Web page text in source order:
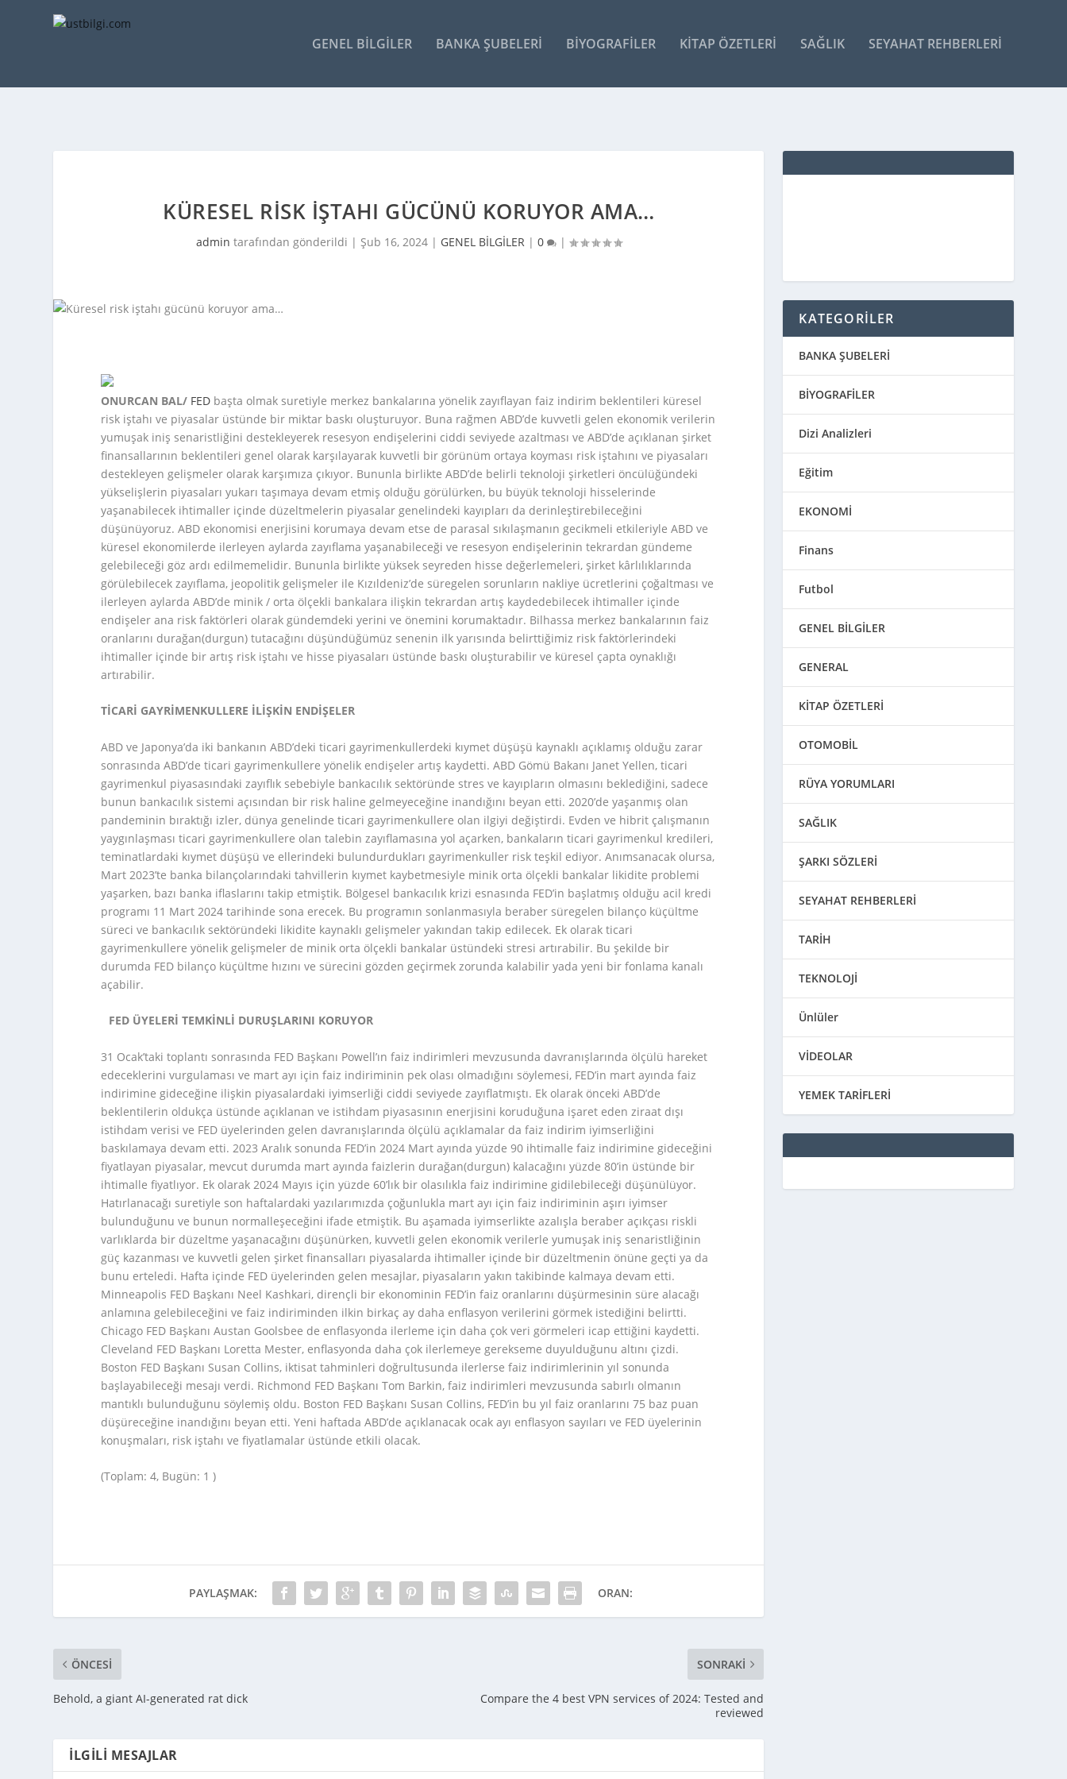
GENEL BILGILER BANKA ŞUBELERI BIYOGRAFILER KITAP ÖZETLERI SAĞLIK SEYAHAT REHBERLERI
KÜRESEL RISK IŞTAHI GÜCÜNÜ KORUYOR AMA…
admin tarafından gönderildi | Şub 16, 2024| GENEL BİLGİLER| 0 |
ONURCAN BAL/ FED başta olmak suretiyle merkez bankalarına yönelik zayıflayan faiz indirim beklentileri küresel
risk iştahı ve piyasalar üstünde bir miktar baskı oluşturuyor. Buna rağmen ABD’de kuvvetli gelen ekonomik verilerin
yumuşak iniş senaristliğini destekleyerek resesyon endişelerini ciddi seviyede azaltması ve ABD’de açıklanan şirket
finansallarının beklentileri genel olarak karşılayarak kuvvetli bir görünüm ortaya koyması risk iştahını ve piyasaları
destekleyen gelişmeler olarak karşımıza çıkıyor. Bununla birlikte ABD’de belirli teknoloji şirketleri öncülüğündeki
yükselişlerin piyasaları yukarı taşımaya devam etmiş olduğu görülürken, bu büyük teknoloji hisselerinde
yaşanabilecek ihtimaller içinde düzeltmelerin piyasalar genelindeki kayıpları da derinleştirebileceğini
düşünüyoruz. ABD ekonomisi enerjisini korumaya devam etse de parasal sıkılaşmanın gecikmeli etkileriyle ABD ve
küresel ekonomilerde ilerleyen aylarda zayıflama yaşanabileceği ve resesyon endişelerinin tekrardan gündeme
gelebileceği göz ardı edilmemelidir. Bununla birlikte yüksek seyreden hisse değerlemeleri, şirket kârlılıklarında
görülebilecek zayıflama, jeopolitik gelişmeler ile Kızıldeniz’de süregelen sorunların nakliye ücretlerini çoğaltması ve
ilerleyen aylarda ABD’de minik / orta ölçekli bankalara ilişkin tekrardan artış kaydedebilecek ihtimaller içinde
endişeler ana risk faktörleri olarak gündemdeki yerini ve önemini korumaktadır. Bilhassa merkez bankalarının faiz
oranlarını durağan(durgun) tutacağını düşündüğümüz senenin ilk yarısında belirttiğimiz risk faktörlerindeki
ihtimaller içinde bir artış risk iştahı ve hisse piyasaları üstünde baskı oluşturabilir ve küresel çapta oynaklığı
artırabilir.
TİCARİ GAYRİMENKULLERE İLİŞKİN ENDİŞELER
ABD ve Japonya’da iki bankanın ABD’deki ticari gayrimenkullerdeki kıymet düşüşü kaynaklı açıklamış olduğu zarar
sonrasında ABD’de ticari gayrimenkullere yönelik endişeler artış kaydetti. ABD Gömü Bakanı Janet Yellen, ticari
gayrimenkul piyasasındaki zayıflık sebebiyle bankacılık sektöründe stres ve kayıpların olmasını beklediğini, sadece
bunun bankacılık sistemi açısından bir risk haline gelmeyeceğine inandığını beyan etti. 2020’de yaşanmış olan
pandeminin bıraktığı izler, dünya genelinde ticari gayrimenkullere olan ilgiyi değiştirdi. Evden ve hibrit çalışmanın
yaygınlaşması ticari gayrimenkullere olan talebin zayıflamasına yol açarken, bankaların ticari gayrimenkul kredileri,
teminatlardaki kıymet düşüşü ve ellerindeki bulundurdukları gayrimenkuller risk teşkil ediyor. Anımsanacak olursa,
Mart 2023’te banka bilançolarındaki tahvillerin kıymet kaybetmesiyle minik orta ölçekli bankalar likidite problemi
yaşarken, bazı banka iflaslarını takip etmiştik. Bölgesel bankacılık krizi esnasında FED’in başlatmış olduğu acil kredi
programı 11 Mart 2024 tarihinde sona erecek. Bu programın sonlanmasıyla beraber süregelen bilanço küçültme
süreci ve bankacılık sektöründeki likidite kaynaklı gelişmeler yakından takip edilecek. Ek olarak ticari
gayrimenkullere yönelik gelişmeler de minik orta ölçekli bankalar üstündeki stresi artırabilir. Bu şekilde bir
durumda FED bilanço küçültme hızını ve sürecini gözden geçirmek zorunda kalabilir yada yeni bir fonlama kanalı
açabilir.
FED ÜYELERİ TEMKİNLİ DURUŞLARINI KORUYOR
31 Ocak’taki toplantı sonrasında FED Başkanı Powell’ın faiz indirimleri mevzusunda davranışlarında ölçülü hareket
edeceklerini vurgulaması ve mart ayı için faiz indiriminin pek olası olmadığını söylemesi, FED’in mart ayında faiz
indirimine gideceğine ilişkin piyasalardaki iyimserliği ciddi seviyede zayıflatmıştı. Ek olarak önceki ABD’de
beklentilerin oldukça üstünde açıklanan ve istihdam piyasasının enerjisini koruduğuna işaret eden ziraat dışı
istihdam verisi ve FED üyelerinden gelen davranışlarında ölçülü açıklamalar da faiz indirim iyimserliğini
baskılamaya devam etti. 2023 Aralık sonunda FED’in 2024 Mart ayında yüzde 90 ihtimalle faiz indirimine gideceğini
fiyatlayan piyasalar, mevcut durumda mart ayında faizlerin durağan(durgun) kalacağını yüzde 80’in üstünde bir
ihtimalle fiyatlıyor. Ek olarak 2024 Mayıs için yüzde 60’lık bir olasılıkla faiz indirimine gidilebileceği düşünülüyor.
Hatırlanacağı suretiyle son haftalardaki yazılarımızda çoğunlukla mart ayı için faiz indiriminin aşırı iyimser
bulunduğunu ve bunun normalleşeceğini ifade etmiştik. Bu aşamada iyimserlikte azalışla beraber açıkçası riskli
varlıklarda bir düzeltme yaşanacağını düşünürken, kuvvetli gelen ekonomik verilerle yumuşak iniş senaristliğinin
güç kazanması ve kuvvetli gelen şirket finansalları piyasalarda ihtimaller içinde bir düzeltmenin önüne geçti ya da
bunu erteledi. Hafta içinde FED üyelerinden gelen mesajlar, piyasaların yakın takibinde kalmaya devam etti.
Minneapolis FED Başkanı Neel Kashkari, dirençli bir ekonominin FED’in faiz oranlarını düşürmesinin süre alacağı
anlamına gelebileceğini ve faiz indiriminden ilkin birkaç ay daha enflasyon verilerini görmek istediğini belirtti.
Chicago FED Başkanı Austan Goolsbee de enflasyonda ilerleme için daha çok veri görmeleri icap ettiğini kaydetti.
Cleveland FED Başkanı Loretta Mester, enflasyonda daha çok ilerlemeye gerekseme duyulduğunu altını çizdi.
Boston FED Başkanı Susan Collins, iktisat tahminleri doğrultusunda ilerlerse faiz indirimlerinin yıl sonunda
başlayabileceği mesajı verdi. Richmond FED Başkanı Tom Barkin, faiz indirimleri mevzusunda sabırlı olmanın
mantıklı bulunduğunu söylemiş oldu. Boston FED Başkanı Susan Collins, FED’in bu yıl faiz oranlarını 75 baz puan
düşüreceğine inandığını beyan etti. Yeni haftada ABD’de açıklanacak ocak ayı enflasyon sayıları ve FED üyelerinin
konuşmaları, risk iştahı ve fiyatlamalar üstünde etkili olacak.
(Toplam: 4, Bugün: 1 )
PAYLAŞMAK: ORAN:
ÖNCESI
Behold, a giant AI-generated rat dick
SONRAKI
Compare the 4 best VPN services of 2024: Tested and
reviewed
İLGILI MESAJLAR
KATEGORİLER
BANKA ŞUBELERİ
BİYOGRAFİLER
Dizi Analizleri
Eğitim
EKONOMİ
Finans
Futbol
GENEL BİLGİLER
GENERAL
KİTAP ÖZETLERİ
OTOMOBİL
RÜYA YORUMLARI
SAĞLIK
ŞARKI SÖZLERİ
SEYAHAT REHBERLERİ
TARİH
TEKNOLOJİ
Ünlüler
VİDEOLAR
YEMEK TARİFLERİ